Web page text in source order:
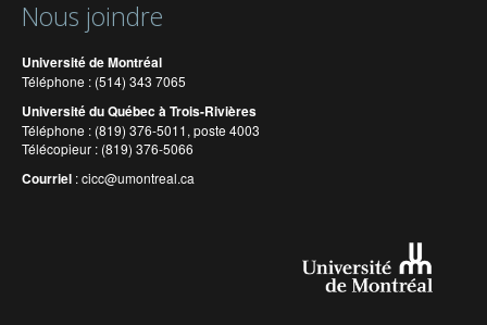
Nous joindre
Université de Montréal
Téléphone : (514) 343 7065
Université du Québec à Trois-Rivières
Téléphone : (819) 376-5011, poste 4003
Télécopieur : (819) 376-5066
Courriel :cicc@umontreal.ca